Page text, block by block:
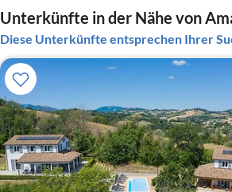
Unterkünfte in der Nähe von
Diese Unterkünfte entsprechen Ihrer